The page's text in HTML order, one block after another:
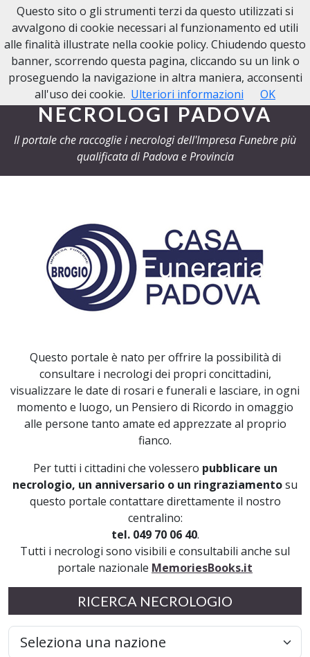
NECROLOGI PADOVA
NECROLOGI PADOVA
Il portale che raccoglie i necrologi dell'Impresa Funebre più
qualificata di Padova e Provincia
Questo portale è nato per offrire la possibilità di
consultare i necrologi dei propri concittadini,
visualizzare le date di rosari e funerali e lasciare, in ogni
momento e luogo, un Pensiero di Ricordo in omaggio
alle persone tanto amate ed apprezzate al proprio
fianco.
Per tutti i cittadini che volessero pubblicare un
necrologio, un anniversario o un ringraziamentosu
questo portale contattare direttamente il nostro
centralino:
tel. 049 70 06 40.
Tutti i necrologi sono visibili e consultabili anche sul
portale nazionale MemoriesBooks.it
RICERCA NECROLOGIO
Questo sito o gli strumenti terzi da questo utilizzati si
avvalgono di cookie necessari al funzionamento ed utili
alle finalità illustrate nella cookie policy. Chiudendo questo
banner, scorrendo questa pagina, cliccando su un link o
proseguendo la navigazione in altra maniera, acconsenti
all'uso dei cookie. Ulteriori informazioni OK